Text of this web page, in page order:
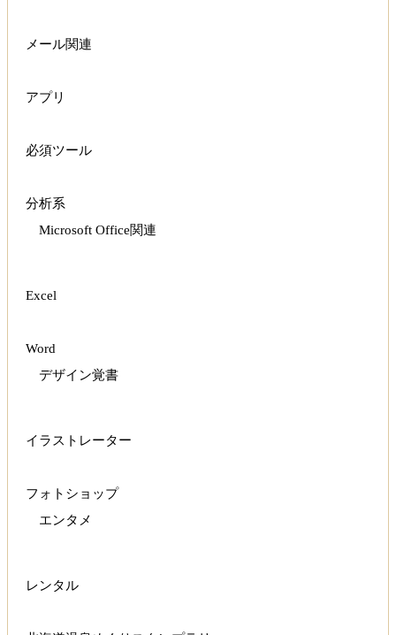
メール関連
アプリ
必須ツール
分析系
Microsoft Office関連
Excel
Word
デザイン覚書
イラストレーター
フォトショップ
エンタメ
レンタル